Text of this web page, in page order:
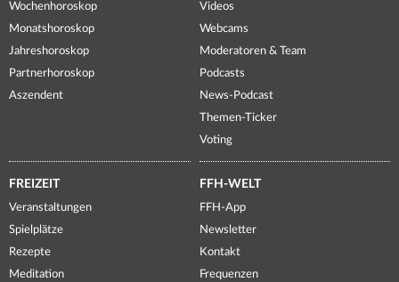
Wochenhoroskop
Monatshoroskop
Jahreshoroskop
Partnerhoroskop
Aszendent
Videos
Webcams
Moderatoren & Team
Podcasts
News-Podcast
Themen-Ticker
Voting
FREIZEIT
Veranstaltungen
Spielplätze
Rezepte
Meditation
FFH-WELT
FFH-App
Newsletter
Kontakt
Frequenzen